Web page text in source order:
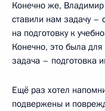
Конечно же,
ставили нам задачу –
на подготовку к
Конечно, это была
задача – подготовка
Ещё раз хотел
подвержены и